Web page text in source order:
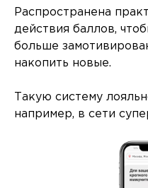
Распространена
действия баллов,
больше
накопить новые.
Такую систему
например, в сети